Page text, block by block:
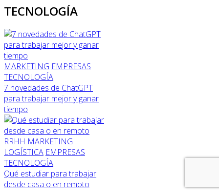
TECNOLOGÍA
MARKETING EMPRESAS
TECNOLOGÍA
7 novedades de ChatGPT
para trabajar mejor y ganar
tiempo
RRHH MARKETING
LOGÍSTICA EMPRESAS
TECNOLOGÍA
Qué estudiar para trabajar
desde casa o en remoto